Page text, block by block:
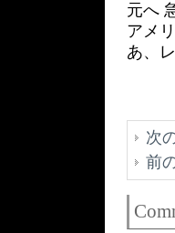
元へ
アメ
あ、
次
前